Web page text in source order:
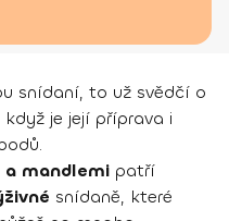
snídaní, to už svědčí o
je její příprava i
a mandlemi patří
snídaně, které